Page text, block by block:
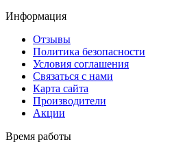
Информация
Отзывы
Политика безопасности
Условия соглашения
Связаться с нами
Карта сайта
Производители
Акции
Время работы